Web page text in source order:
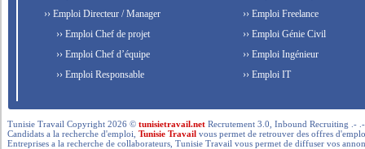
›› Emploi Directeur / Manager
›› Emploi Chef de projet
›› Emploi Chef d’équipe
›› Emploi Responsable
›› Emploi Freelance
›› Emploi Génie Civil
›› Emploi Ingénieur
›› Emploi IT
Tunisie Travail Copyright 2026 ©tunisietravail.net Recrutement 3.0, Inbound Recruiting .-
Candidats a la recherche d'emploi,Tunisie Travail vous permet de retrouver des offres
Entreprises a la recherche de collaborateurs, Tunisie Travail vous permet de diffuser vos